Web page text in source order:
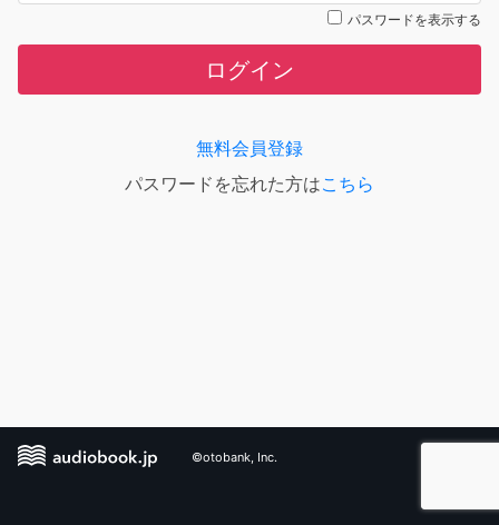
パスワードを表示する
ログイン
無料会員登録
パスワードを忘れた方はこちら
©otobank, Inc.